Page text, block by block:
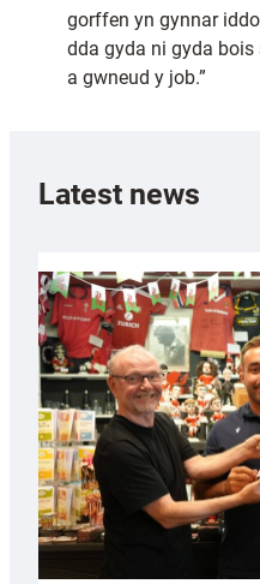
gorffen yn gynnar
dda gyda ni gyda
a gwneud y job.”
Latest news